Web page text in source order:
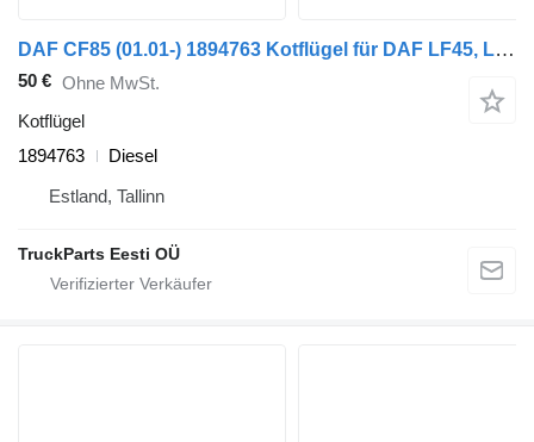
DAF CF85 (01.01-) 1894763 Kotflügel für DAF LF45, LF55, LF180, CF65, CF75, CF85 (2001-) Sattelzugmaschine
50 € Ohne MwSt.
Kotflügel
1894763
Diesel
Estland, Tallinn
TruckParts Eesti OÜ